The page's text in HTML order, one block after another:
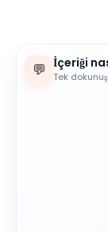
💬 İçeriği
Tek